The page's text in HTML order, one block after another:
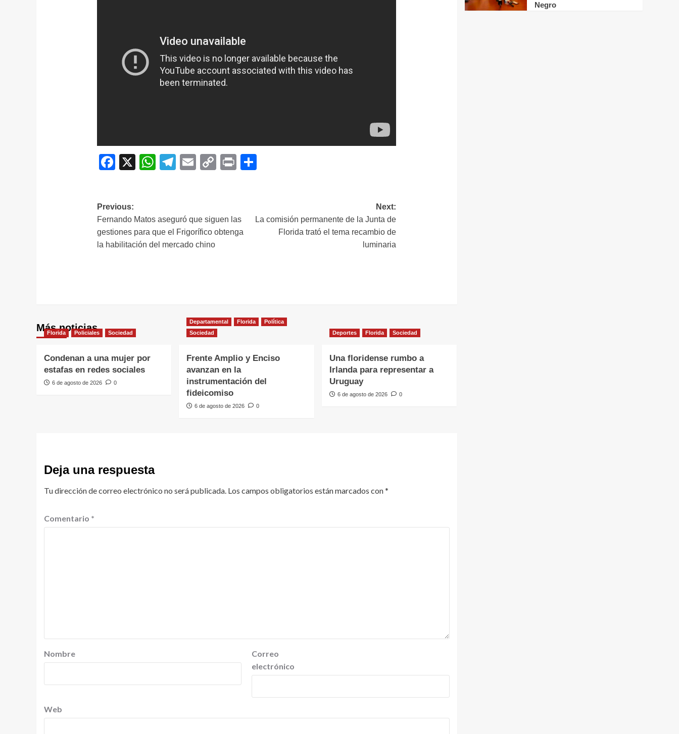
Facebook
X WhatsApp
Telegram
EmailCopyPrint
Navegación
de
entradas
Previous:
Fernando Matos aseguró que siguen las
gestiones para que el Frigorífico obtenga
la habilitación del mercado chino
Next:
La comisión permanente de la Junta de
Florida trató el tema recambio de
luminaria
Más noticias
Florida Policiales Sociedad
Condenan a una mujer por
estafas en redes sociales
6 de agosto de 2026 0
Departamental Florida
Política
Sociedad
Frente Amplio y Enciso
avanzan en la
instrumentación del
fideicomiso
6 de agosto de 2026 0
Deportes Florida Sociedad
Una floridense rumbo a
Irlanda para representar a
Uruguay
6 de agosto de 2026 0
Deja una respuesta
Tu dirección de correo electrónico no será publicada. Los campos obligatorios están marcados con*
Comentario *
Nombre
Correo
electrónico
Web
Negro